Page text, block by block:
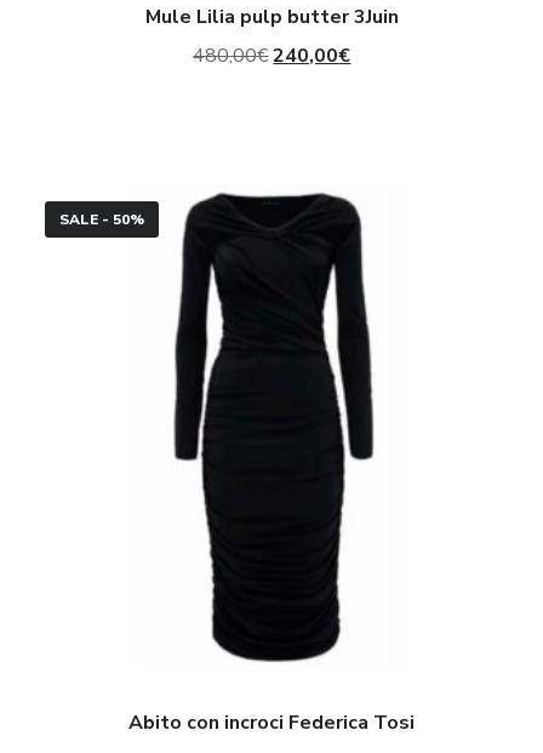
Mule Lilia pulp butter 3Juin
480,00€Il
480,00€.
240,00€Il
240,00€.
Abito
con
SALE - 50%
Abito con incroci Federica Tosi